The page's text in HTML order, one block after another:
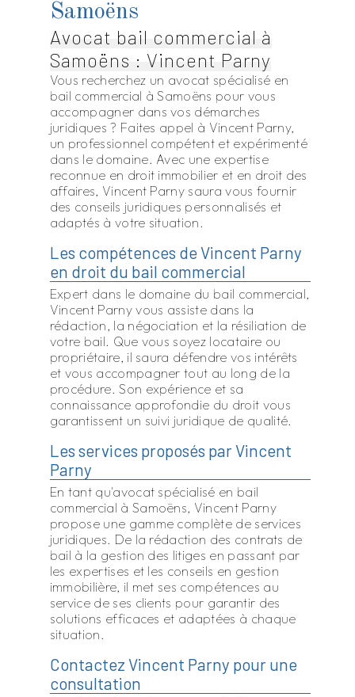
Samoëns
Avocat bail commercial à
Samoëns : Vincent Parny
Vous recherchez un avocat spécialisé en
bail commercial à Samoëns pour vous
accompagner dans vos démarches
juridiques ? Faites appel à Vincent Parny,
un professionnel compétent et expérimenté
dans le domaine. Avec une expertise
reconnue en droit immobilier et en droit des
affaires, Vincent Parny saura vous fournir
des conseils juridiques personnalisés et
adaptés à votre situation.
Les compétences de Vincent Parny
en droit du bail commercial
Expert dans le domaine du bail commercial,
Vincent Parny vous assiste dans la
rédaction, la négociation et la résiliation de
votre bail. Que vous soyez locataire ou
propriétaire, il saura défendre vos intérêts
et vous accompagner tout au long de la
procédure. Son expérience et sa
connaissance approfondie du droit vous
garantissent un suivi juridique de qualité.
Les services proposés par Vincent
Parny
En tant qu'avocat spécialisé en bail
commercial à Samoëns, Vincent Parny
propose une gamme complète de services
juridiques. De la rédaction des contrats de
bail à la gestion des litiges en passant par
les expertises et les conseils en gestion
immobilière, il met ses compétences au
service de ses clients pour garantir des
solutions efficaces et adaptées à chaque
situation.
Contactez Vincent Parny pour une
consultation